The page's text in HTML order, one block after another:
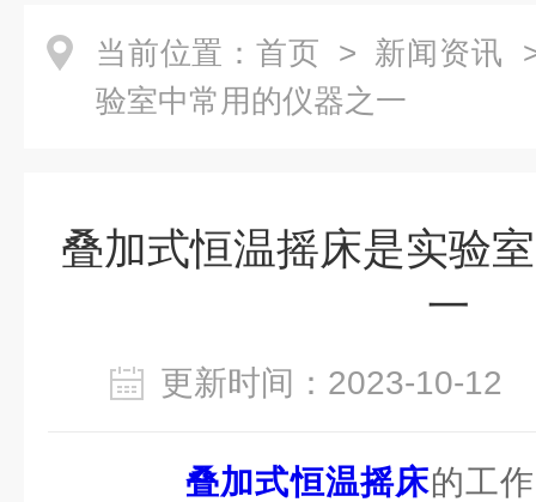
当前位置： 首页 > 新闻资讯
验室中常用的仪器之一
叠加式恒温摇床是实验
一
更新时间：2023-10-
叠加式恒温摇床的工